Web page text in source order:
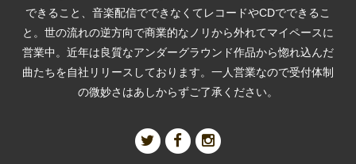
できること、音楽配信でできなくてレコードやCDでできるこ
と。世の流れの逆方向で商業的なノリから外れてマイペースに
営業中。近年は良質なアンダーグラウンド作品から惚れ込んだ
曲たちを自社リリースしております。一人営業なので受付体制
の微妙さはあしからずご了承ください。